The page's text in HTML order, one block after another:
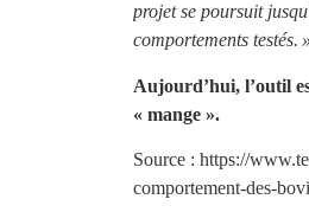
projet se poursuit
comportements testés. »
Aujourd’hui, l’outil
« mange ».
Source : https://
comportement-des-